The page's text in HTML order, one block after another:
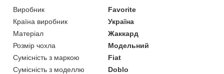
Виробник
Favorite
Країна виробник
Україна
Матеріал
Жаккард
Розмір чохла
Модельний
Сумісність з маркою
Fiat
Сумісність з моделлю
Doblo